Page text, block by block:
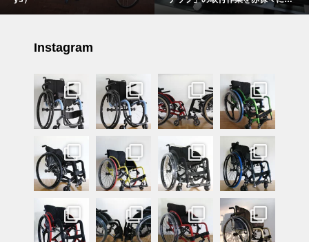
開します！
Instagram